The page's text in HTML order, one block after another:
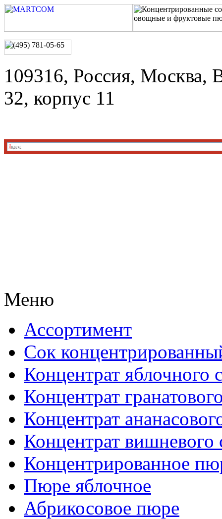
109316, Россия, Москва,
32, корпус 11
Меню
Ассортимент
Сок
Концентрат яблочного
Концентрат
Концентрат
Концентрат вишневого
Концентрированное
Пюре яблочное
Абрикосовое пюре